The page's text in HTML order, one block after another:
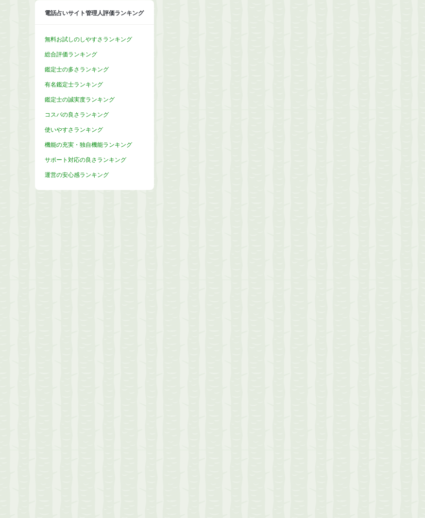
電話占いサイト管理人評価ランキング
無料お試しのしやすさランキング
総合評価ランキング
鑑定士の多さランキング
有名鑑定士ランキング
鑑定士の誠実度ランキング
コスパの良さランキング
使いやすさランキング
機能の充実・独自機能ランキング
サポート対応の良さランキング
運営の安心感ランキング